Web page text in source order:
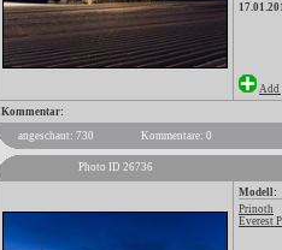
Add
Kommentar:
angeschaut: 730
Kommentare: 0
Photo ID 26736
Modell:
Prinoth
Everest